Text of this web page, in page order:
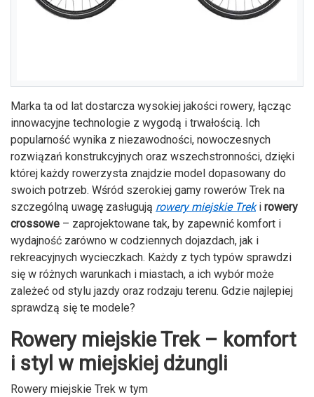
Marka ta od lat dostarcza wysokiej jakości rowery, łącząc
innowacyjne technologie z wygodą i trwałością. Ich
popularność wynika z niezawodności, nowoczesnych
rozwiązań konstrukcyjnych oraz wszechstronności, dzięki
której każdy rowerzysta znajdzie model dopasowany do
swoich potrzeb. Wśród szerokiej gamy rowerów Trek na
szczególną uwagę zasługują rowery miejskie Treki rowery
crossowe – zaprojektowane tak, by zapewnić komfort i
wydajność zarówno w codziennych dojazdach, jak i
rekreacyjnych wycieczkach. Każdy z tych typów sprawdzi
się w różnych warunkach i miastach, a ich wybór może
zależeć od stylu jazdy oraz rodzaju terenu. Gdzie najlepiej
sprawdzą się te modele?
Rowery miejskie Trek – komfort
i styl w miejskiej dżungli
Rowery miejskie Trek w tym